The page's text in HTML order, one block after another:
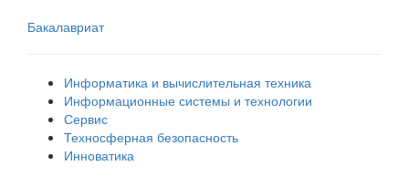
Бакалавриат
Информатика и вычислительная техника
Информационные системы и технологии
Сервис
Техносферная безопасность
Инноватика